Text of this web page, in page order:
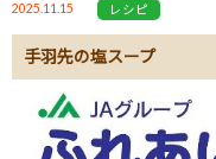
2025.11.15 レシピ
手羽先の塩スープ